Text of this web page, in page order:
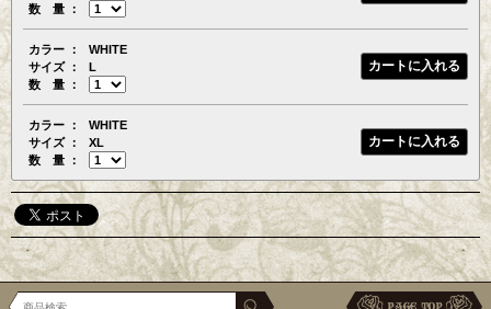
数 量
カラー
WHITE
サイズ
L
数 量
カラー
WHITE
サイズ
XL
数 量